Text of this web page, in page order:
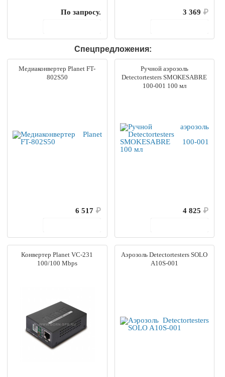
По запросу.
3 369 ₽
Спецпредложения:
Медиаконвертер Planet FT-
802S50
6 517 ₽
Ручной аэрозоль
Detectortesters SMOKESABRE
100-001 100 мл
4 825 ₽
Конвертер Planet VC-231
100/100 Mbps
Аэрозоль Detectortesters SOLO
A10S-001